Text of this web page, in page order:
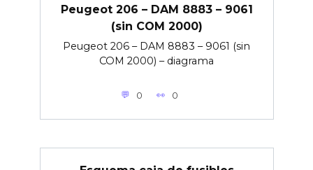
Peugeot 206 – DAM 8883 – 9061
(sin COM 2000)
Peugeot 206 – DAM 8883 – 9061 (sin
COM 2000) – diagrama
0 0